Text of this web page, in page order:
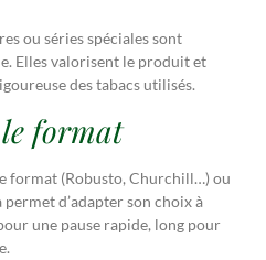
ou séries spéciales sont
Elles valorisent le produit et
des tabacs utilisés.
format
format (Robusto, Churchill…) ou
d’adapter son choix à
une pause rapide, long pour